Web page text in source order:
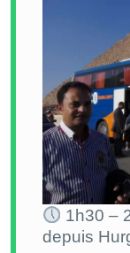
1h30 –
depuis